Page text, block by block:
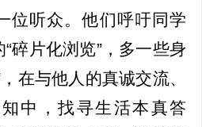
位听众。他们呼吁同学
碎片化浏览”，多一些身
在与他人的真诚交流、
中，找寻生活本真答